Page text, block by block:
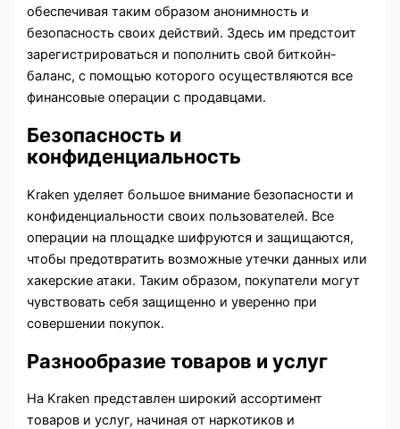
обеспечивая таким образом анонимность и
безопасность своих действий. Здесь им предстоит
зарегистрироваться и пополнить свой биткойн-
баланс, с помощью которого осуществляются все
финансовые операции с продавцами.
Безопасность и
конфиденциальность
Kraken уделяет большое внимание безопасности и
конфиденциальности своих пользователей. Все
операции на площадке шифруются и защищаются,
чтобы предотвратить возможные утечки данных или
хакерские атаки. Таким образом, покупатели могут
чувствовать себя защищенно и уверенно при
совершении покупок.
Разнообразие товаров и услуг
На Kraken представлен широкий ассортимент
товаров и услуг, начиная от наркотиков и